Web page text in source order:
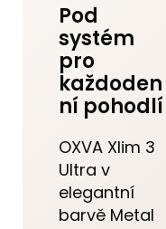
Pod
systém
pro
každoden
ní pohodlí
OXVA Xlim 3
Ultra v
elegantní
barvě Metal